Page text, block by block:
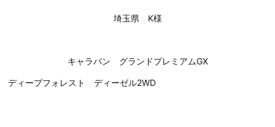
埼玉県 K様
キャラバン グランドプレミアムGX
ディープフォレスト ディーゼル2WD